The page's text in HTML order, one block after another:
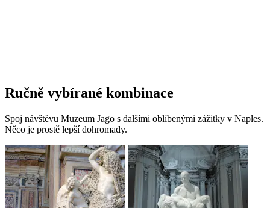
Ručně vybírané kombinace
Spoj návštěvu Muzeum Jago s dalšími oblíbenými zážitky v Naples.
Něco je prostě lepší dohromady.